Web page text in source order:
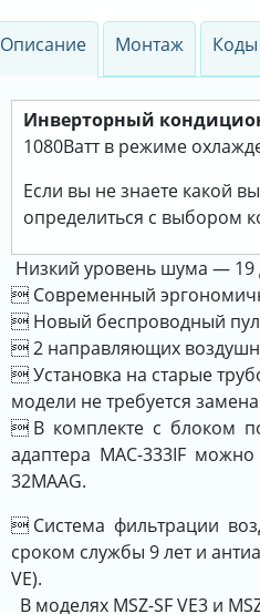
Описание Монтаж
Инверторный
1080Ватт в режиме
Если вы не знаете какой
определиться с выбором
Низкий уровень шума — 19
 Современный
 Новый беспроводный
 2 направляющих
 Установка на старые
модели не требуется
 В комплекте с блоком
адаптера MAC-333IF
32MAAG.
 Система фильтрации
сроком службы 9 лет и
VE).
В моделях MSZ-SF VE3 и